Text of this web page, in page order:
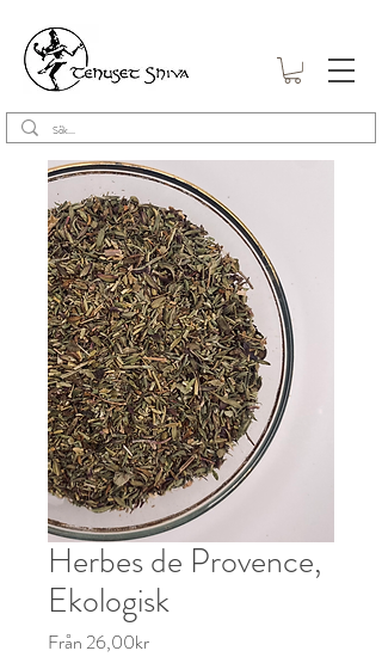
Herbes de Provence,
Ekologisk
Från 26,00krReapris